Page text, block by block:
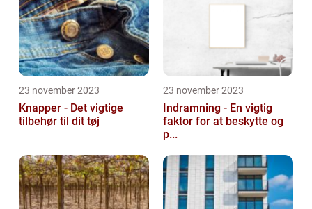
23 november 2023
Knapper - Det vigtige
tilbehør til dit tøj
23 november 2023
Indramning - En vigtig
faktor for at beskytte og
p...